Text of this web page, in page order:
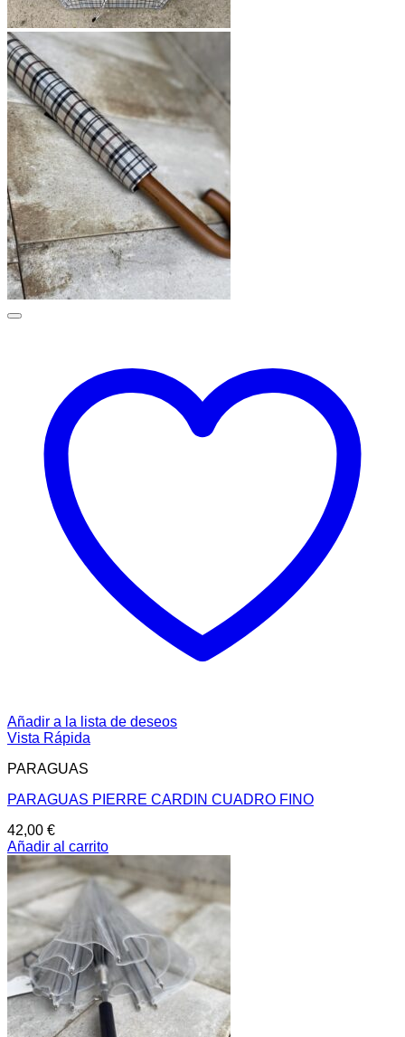
Añadir a la lista de deseos
Vista Rápida
PARAGUAS
PARAGUAS PIERRE CARDIN CUADRO FINO
42,00 €
Añadir al carrito